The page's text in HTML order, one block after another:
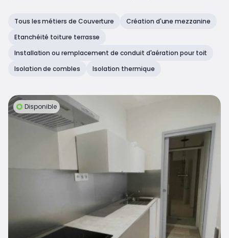
Tous les métiers de Couverture
Création d'une mezzanine
Etanchéité toiture terrasse
Installation ou remplacement de conduit d'aération pour toit
Isolation de combles
Isolation thermique
Disponible